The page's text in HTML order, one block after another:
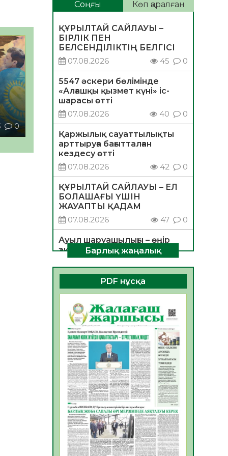
0
Соңғы Көп қаралған
ҚҰРЫЛТАЙ САЙЛАУЫ –
БІРЛІК ПЕН
БЕЛСЕНДІЛІКТІҢ БЕЛГІСІ
07.08.2026
45 0
5547 әскери бөлімінде
«Алғашқы қызмет күні» іс-
шарасы өтті
07.08.2026
40 0
Қаржылық сауаттылықты
арттыруға бағытталған
кездесу өтті
07.08.2026
42 0
ҚҰРЫЛТАЙ САЙЛАУЫ – ЕЛ
БОЛАШАҒЫ ҮШІН
ЖАУАПТЫ ҚАДАМ
07.08.2026
47 0
Ауыл шаруашылығы – өңір
экономикасының негізгі
тірегі
06.08.2026
54 0
ҚОҒАМДЫҚ БЕЛСЕНДІЛІК –
ЕЛ ДАМУЫНЫҢ НЕГІЗІ
06.08.2026
52
ҚҰРЫЛТАЙ САЙЛАУЫ –
БОЛАШАҚҚА БАСТАР
ЖАУАПТЫ ТАҢДАУ
06.08.2026
54
Инфекциялық ауруларға
қарсы иммундау
жұмыстарының тиімділігі
06.08.2026
56
Көкжөтел ауруы туралы
Барлық жаңалық
PDF нұсқа